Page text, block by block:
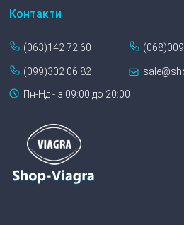
Контакти
(063)142 72 60
(099)302 06 82
Пн-Нд - з 09:00 до 20:00